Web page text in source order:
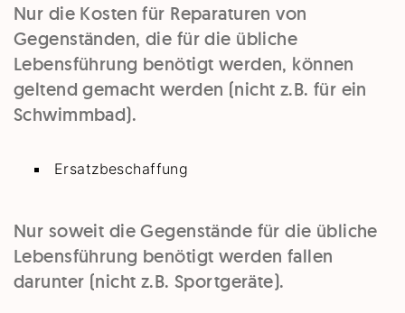
Nur die Kosten für Reparaturen von
Gegenständen, die für die übliche
Lebensführung benötigt werden, können
geltend gemacht werden (nicht z.B. für ein
Schwimmbad).
Ersatzbeschaffung
Nur soweit die Gegenstände für die übliche
Lebensführung benötigt werden fallen
darunter (nicht z.B. Sportgeräte).